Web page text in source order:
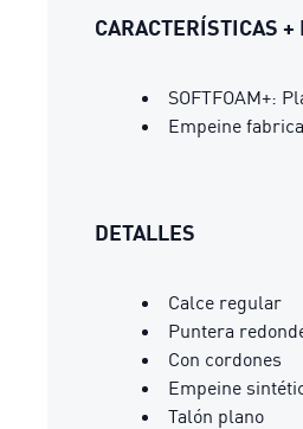
CARACTERÍSTICAS
SOFTFOAM+:
Empeine
DETALLES
Calce regular
Puntera
Con cordones
Empeine
Talón plano